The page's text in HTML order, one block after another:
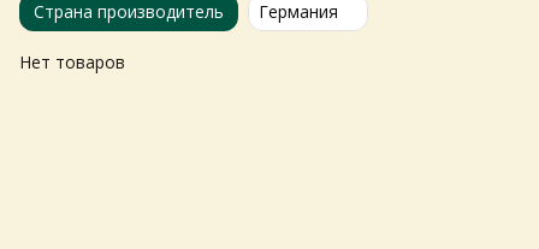
Страна производитель Германия
Нет товаров